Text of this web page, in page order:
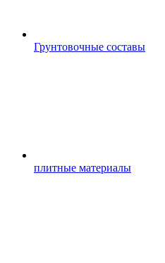
Грунтовочные составы
плитные материалы